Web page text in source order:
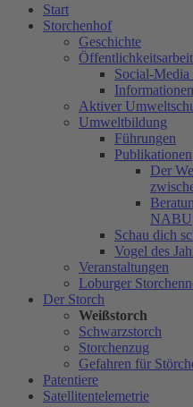
Start
Storchenhof
Geschichte
Öffentlichkeitsarbeit
Social-
Aktiver
Umweltbildung
Führungen
Publikationen
Der
NABU
Schau dich
Vogel des
Veranstaltungen
Loburger
Der Storch
Weißstorch
Schwarzstorch
Storchenzug
Gefahren für
Patentiere
Satellitentelemetrie